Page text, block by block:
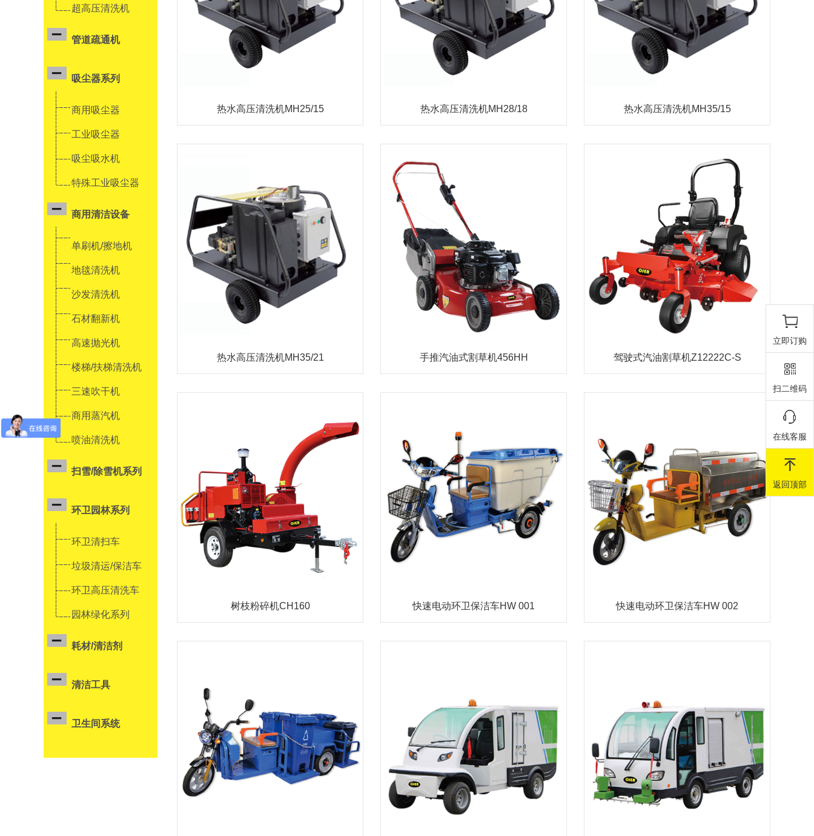
超高压清洗机
管道疏通机
吸尘器系列
商用吸尘器
工业吸尘器
吸尘吸水机
特殊工业吸尘器
商用清洁设备
单刷机/擦地机
地毯清洗机
沙发清洗机
石材翻新机
高速抛光机
楼梯/扶梯清洗机
三速吹干机
商用蒸汽机
喷油清洗机
扫雪/除雪机系列
环卫园林系列
环卫清扫车
垃圾清运/保洁车
环卫高压清洗车
园林绿化系列
耗材/清洁剂
清洁工具
卫生间系统
热水高压清洗机MH25/15 热水高压清洗机MH28/18 热水高压清洗机MH35/15
热水高压清洗机MH35/21 手推汽油式割草机456HH 驾驶式汽油割草机Z12222C-S
树枝粉碎机CH160 快速电动环卫保洁车HW 001 快速电动环卫保洁车HW 002
立即订购
扫二维码
在线客服
返回顶部